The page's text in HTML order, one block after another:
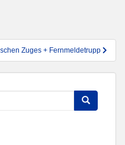
Zuges + Fernmeldetrupp